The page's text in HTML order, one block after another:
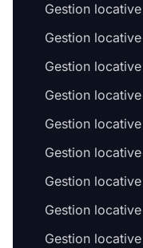
Gestion
Gestion
Gestion
Gestion
Gestion
Gestion
Gestion
Gestion
Gestion